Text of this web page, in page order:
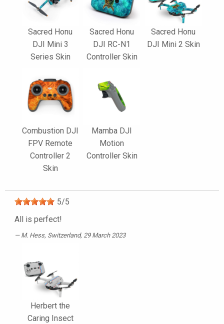
Sacred Honu
DJI Mini 3
Series Skin
Sacred Honu
DJI RC-N1
Controller Skin
Sacred Honu
DJI Mini 2 Skin
Combustion DJI
FPV Remote
Controller 2
Skin
Mamba DJI
Motion
Controller Skin
5/5
All is perfect!
M. Hess, Switzerland, 29 March 2023
Herbert the
Caring Insect